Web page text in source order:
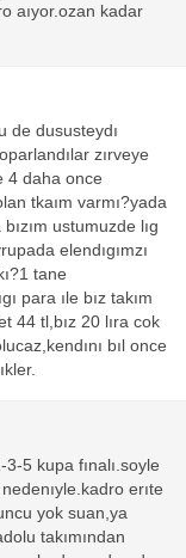
aıyor.ozan kadar
de dususteydı
zırveye
4 daha once
tkaım varmı?yada
ustumuzde lıg
elendıgımzı
tane
para ıle bız takım
44 tl,bız 20 lıra cok
bıl once
5 kupa fınalı.soyle
erıte
yok suan,ya
takımından